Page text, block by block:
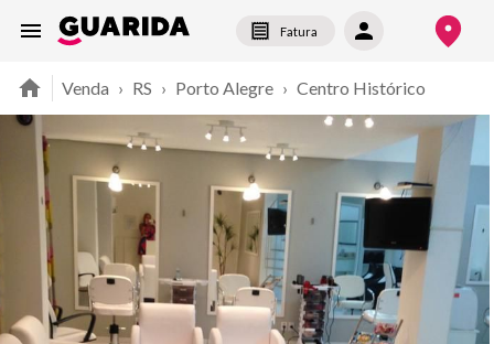
Fatura
Venda › RS › Porto Alegre › Centro Histórico